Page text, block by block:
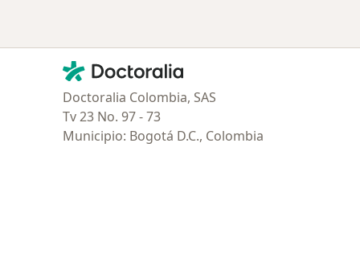
Contacto
Doctoralia - Página de inicio
Doctoralia Colombia, SAS
Tv 23 No. 97 - 73
Municipio: Bogotá D.C., Colombia